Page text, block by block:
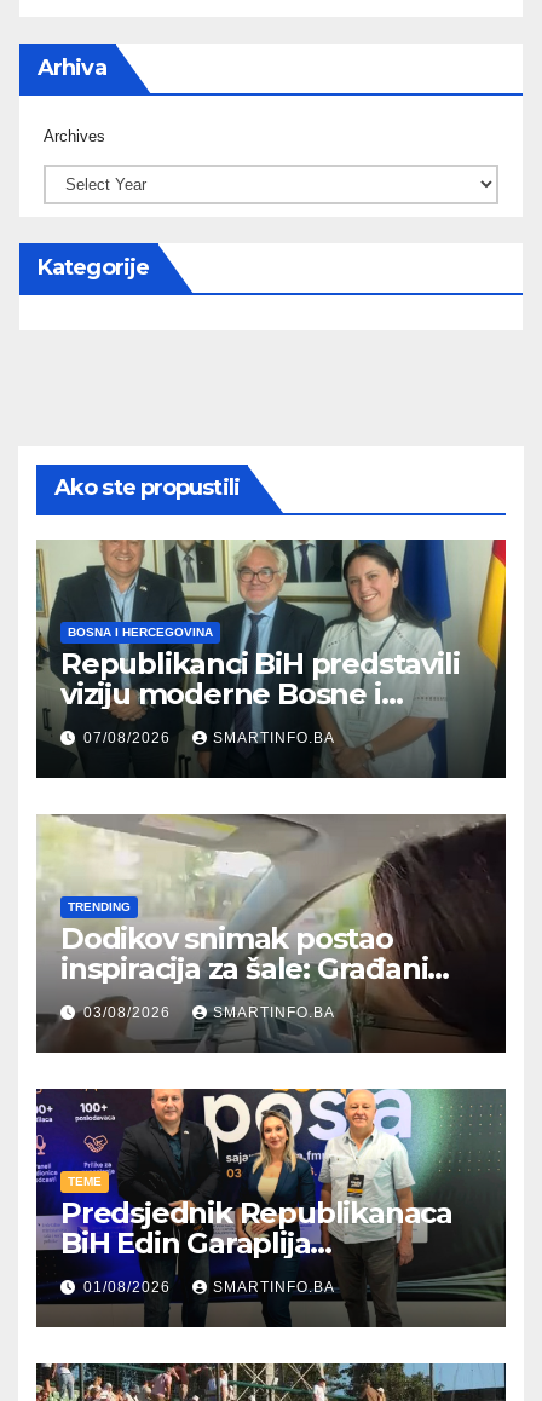
Arhiva
Archives
Kategorije
Ako ste propustili
BOSNA I HERCEGOVINA
Republikanci BiH predstavili
viziju moderne Bosne i
Hercegovine ambasadoru
Njemačke
07/08/2026 SMARTINFO.BA
TRENDING
Dodikov snimak postao
inspiracija za šale: Građani
kroz parodiju poslali poruku
03/08/2026 SMARTINFO.BA
TEME
Predsjednik Republikanaca
BiH Edin Garaplija
prisustvovao prezentaciji
Federalnog sajma
zapošljavanja
01/08/2026 SMARTINFO.BA